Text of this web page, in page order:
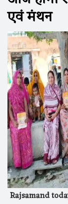
एवं मंथन
Rajsamand